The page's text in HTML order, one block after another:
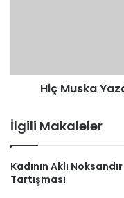
Hiç Muska
İlgili Makaleler
Kadının Aklı Noksandır
Tartışması